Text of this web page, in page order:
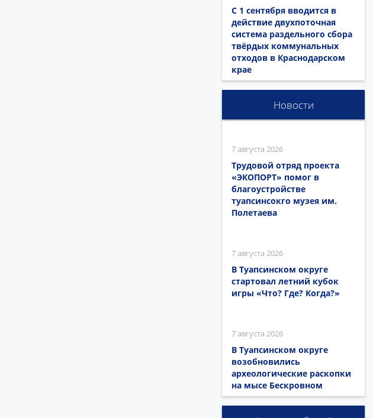
С 1 сентября вводится в
действие двухпоточная
система раздельного сбора
твёрдых коммунальных
отходов в Краснодарском
крае
Новости
7 августа 2026
Трудовой отряд проекта
«ЭКОПОРТ» помог в
благоустройстве
туапсинсокго музея им.
Полетаева
7 августа 2026
В Туапсинском округе
стартовал летний кубок
игры «Что? Где? Когда?»
7 августа 2026
В Туапсинском округе
возобновились
археологические раскопки
на мысе Бескровном